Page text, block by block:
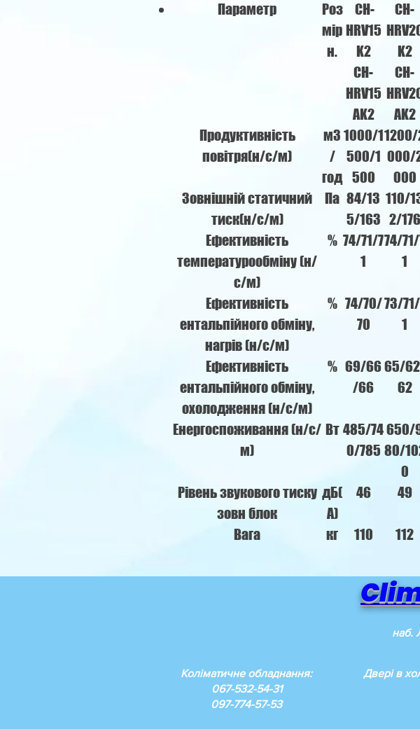
Параметр
Роз
мір
н.
CH-
HRV15
K2
CH-
HRV15
АK2
CH-
K2
CH-
АK2
Продуктивність
повітря(н/с/м)
м3
/
год
1000/1
500/1
500
000/
000
Зовнішній статичний
тиск(н/с/м)
Па 84/13
5/163
110/
2/176
Ефективність
температурообміну (н/
с/м)
% 74/71/7
1
74/
1
Ефективність
ентальпійного обміну,
нагрів (н/с/м)
% 74/70/
70
73/
1
Ефективність
ентальпійного обміну,
охолодження (н/с/м)
% 69/66
/66
65/
62
Енергоспоживання (н/с/
м)
Вт 485/74
0/785
650/
80/
0
Рівень звукового тиску
зовн блок
дБ(
А)
46 49
Вага кг 110 112
наб.
Коліматичне обладнання:
067-532-54-31
097-774-57-53
Двері в